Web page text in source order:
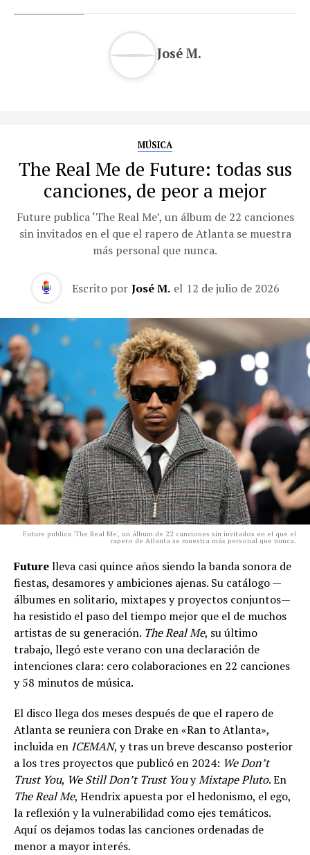
José M.
MÚSICA
The Real Me de Future: todas sus
canciones, de peor a mejor
Future publica ‘The Real Me’, un álbum de 22 canciones
sin invitados en el que el rapero de Atlanta se muestra
más personal que nunca.
Escrito por José M. el 12 de julio de 2026
Future publica 'The Real Me', un álbum de 22 canciones sin invitados en el que el
rapero de Atlanta se muestra más personal que nunca.
Futurelleva casi quince años siendo la banda sonora de
fiestas, desamores y ambiciones ajenas. Su catálogo —
álbumes en solitario, mixtapes y proyectos conjuntos—
ha resistido el paso del tiempo mejor que el de muchos
artistas de su generación. The Real Me, su último
trabajo, llegó este verano con una declaración de
intenciones clara: cero colaboraciones en 22 canciones
y 58 minutos de música.
El disco llega dos meses después de que el rapero de
Atlanta se reuniera con Drake en «Ran to Atlanta»,
incluida en ICEMAN, y tras un breve descanso posterior
a los tres proyectos que publicó en 2024: We Don’t
Trust You, We Still Don’t Trust YouyMixtape Pluto. En
The Real Me, Hendrix apuesta por el hedonismo, el ego,
la reflexión y la vulnerabilidad como ejes temáticos.
Aquí os dejamos todas las canciones ordenadas de
menor a mayor interés.